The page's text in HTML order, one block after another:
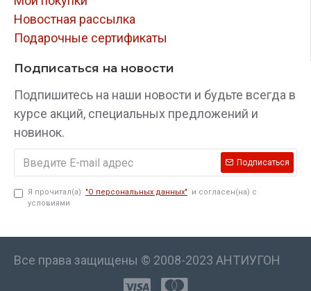
Новостная рассылка
Подарочные сертификаты
Подписаться на новости
Подпишитесь на наши новости и будьте всегда в
курсе акций, специальных предложений и
новинок.
Подписаться
Я прочитал(а) "О персональных данных"
и согласен(на) с
условиями
Все права защищены © 2008-2023 АНТИУГОН